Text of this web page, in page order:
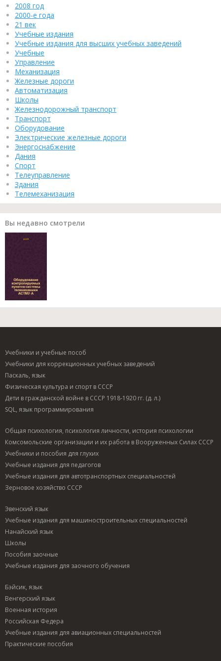
2008 год
2000-е года
21 век
Учебные издания
Учебные издания для высших учебных заведений
Учебные
Управление
Механизация
Железные дороги
Автоматизация
Школы
Железнодорожный транспорт
Транспорт
Оборудование
Электрические железные дороги
Энергоснабжение
Дания
Спорт
Телеуправление
Здания
Телемеханизация
Вы недавно смотрели
Учебники и учебные пособ
Учебники для коррекционных учебных заведений
Паскаль, язык
Физическая культура и спорт в СССР
Дети в гражданской войне в СССР 1918-1920 гг. (д. л.)
SQL, язык программирования
Общая психология, психология личности, история психологии
Комсомольские организации и их работа в Вооруженных Силах СССР
Учебники и пособия для глухих
Учебные издания для педагогов
Учебные издания для автотранспортных специальностей
Зерновое хозяйство СССР
Эвенский язык
Учебные издания для машиностроительных специальностей
Нанайский язык
Школы
Пособия заочные
Учебные издания для заочного обучения
Бэйсик, язык
Венгерский язык
Военная история
Российская Федера
Учебные издания для авиационных специальностей
Практические пособия